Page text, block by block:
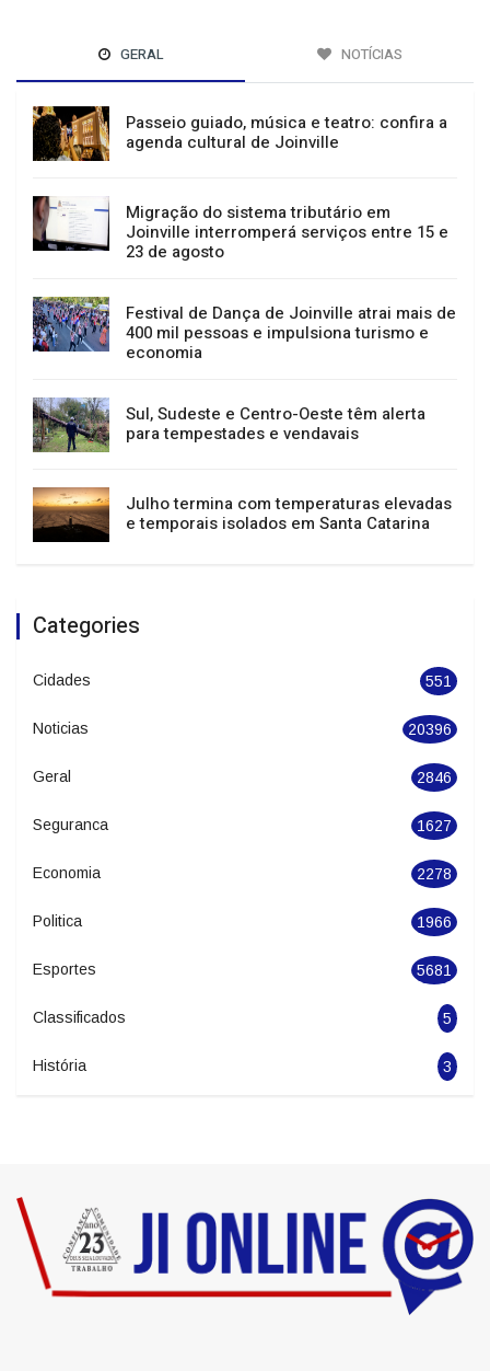
GERAL NOTÍCIAS
Passeio guiado, música e teatro: confira a
agenda cultural de Joinville
Migração do sistema tributário em
Joinville interromperá serviços entre 15 e
23 de agosto
Festival de Dança de Joinville atrai mais de
400 mil pessoas e impulsiona turismo e
economia
Sul, Sudeste e Centro-Oeste têm alerta
para tempestades e vendavais
Julho termina com temperaturas elevadas
e temporais isolados em Santa Catarina
Categories
Cidades 551
Noticias 20396
Geral 2846
Seguranca 1627
Economia 2278
Politica 1966
Esportes 5681
Classificados 5
História 3